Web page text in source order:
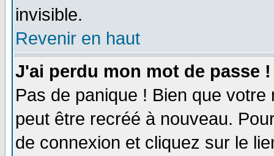
invisible.
Revenir en haut
J'ai perdu mon mot de passe !
Pas de panique ! Bien que
peut être recréé à nouveau.
de connexion et cliquez sur le